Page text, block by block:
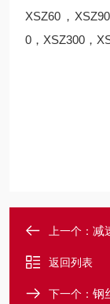
XSZ60，
0，XSZ300，
上一个： 减
返回列表
下一个： 钢